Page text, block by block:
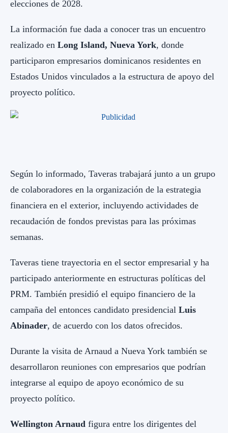
elecciones de 2028.
La información fue dada a conocer tras un encuentro
realizado en Long Island, Nueva York, donde
participaron empresarios dominicanos residentes en
Estados Unidos vinculados a la estructura de apoyo del
proyecto político.
Según lo informado, Taveras trabajará junto a un grupo
de colaboradores en la organización de la estrategia
financiera en el exterior, incluyendo actividades de
recaudación de fondos previstas para las próximas
semanas.
Taveras tiene trayectoria en el sector empresarial y ha
participado anteriormente en estructuras políticas del
PRM. También presidió el equipo financiero de la
campaña del entonces candidato presidencial Luis
Abinader, de acuerdo con los datos ofrecidos.
Durante la visita de Arnaud a Nueva York también se
desarrollaron reuniones con empresarios que podrían
integrarse al equipo de apoyo económico de su
proyecto político.
Wellington Arnaud figura entre los dirigentes del